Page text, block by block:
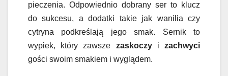
pieczenia. Odpowiednio dobrany ser to klucz
do sukcesu, a dodatki takie jak wanilia czy
cytryna podkreślają jego smak. Sernik to
wypiek, który zawsze zaskoczyizachwyci
gości swoim smakiem i wyglądem.